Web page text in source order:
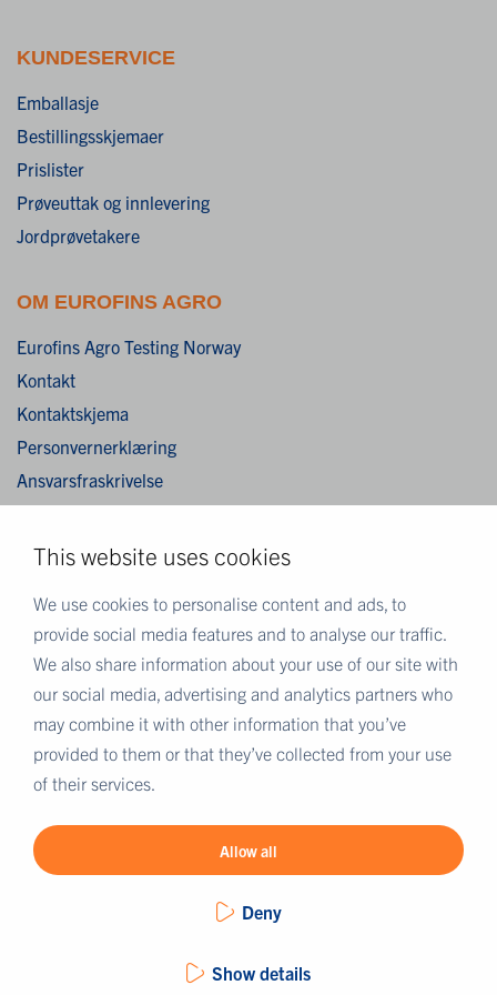
This website uses cookies
We use cookies to personalise content and ads, to
provide social media features and to analyse our traffic.
We also share information about your use of our site with
our social media, advertising and analytics partners who
may combine it with other information that you’ve
provided to them or that they’ve collected from your use
of their services.
Allow all
Deny
Show details
KUNDESERVICE
Emballasje
Bestillingsskjemaer
Prislister
Prøveuttak og innlevering
Jordprøvetakere
OM EUROFINS AGRO
Eurofins Agro Testing Norway
Kontakt
Kontaktskjema
Personvernerklæring
Ansvarsfraskrivelse
Cookies
Eurofins Scientific
Eurofins i Norge
Eurofins Scientific public group directory
Eurofins Worldwide Map
Eurofins Careers